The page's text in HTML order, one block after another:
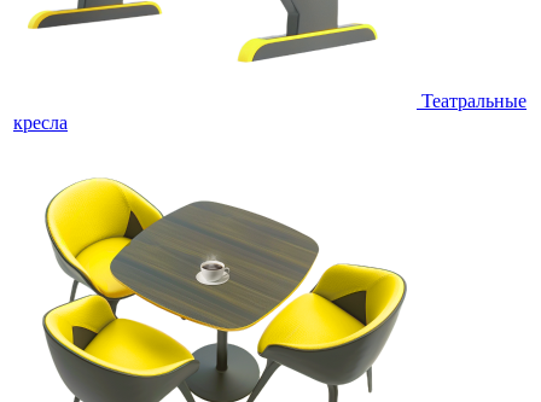
Театральные
кресла